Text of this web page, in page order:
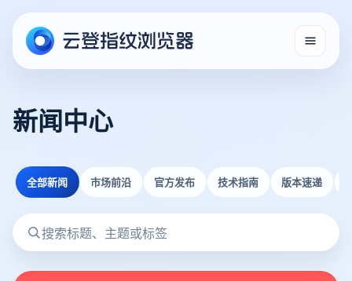
新闻中心
全部新闻 市场前沿 官方发布 技术指南 版本速递